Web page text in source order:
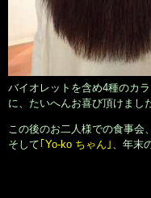
バイオレットを含め4種のカ
に、たいへんお喜び頂けまし
この後のお二人様での食事会
そして｢Yo-ko ちゃん｣ 、年末